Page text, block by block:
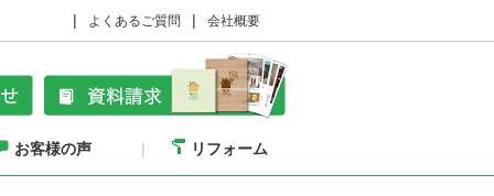
よくあるご質問 会社概要
お客様の声 リフォーム